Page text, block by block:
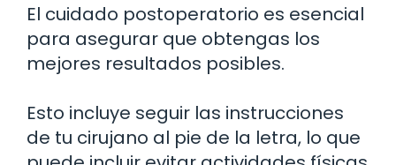
El cuidado postoperatorio es esencial
para asegurar que obtengas los
mejores resultados posibles.
Esto incluye seguir las instrucciones
de tu cirujano al pie de la letra, lo que